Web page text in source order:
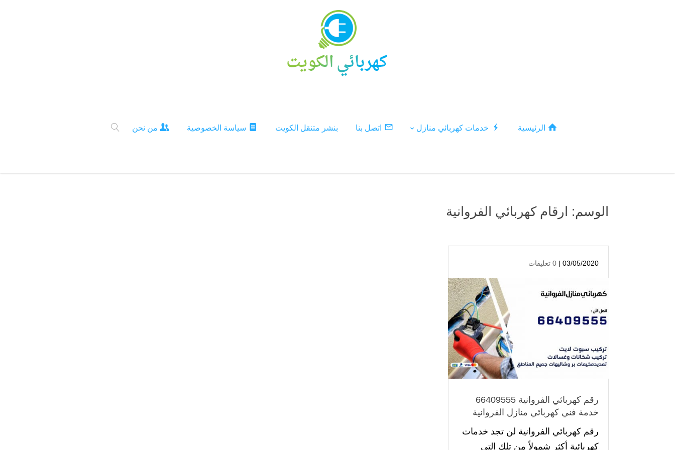
الرئيسية خدمات كهربائي منازل اتصل بنا بنشر متنقل الكويت سياسة الخصوصية من نحن
الوسم: ارقام كهربائي الفروانية
03/05/2020 | 0 تعليقات
رقم كهربائي الفروانية 66409555
خدمة فني كهربائي منازل الفروانية
رقم كهربائي الفروانية لن تجد خدمات
كهربائية أكثر شمولاً من تلك التي